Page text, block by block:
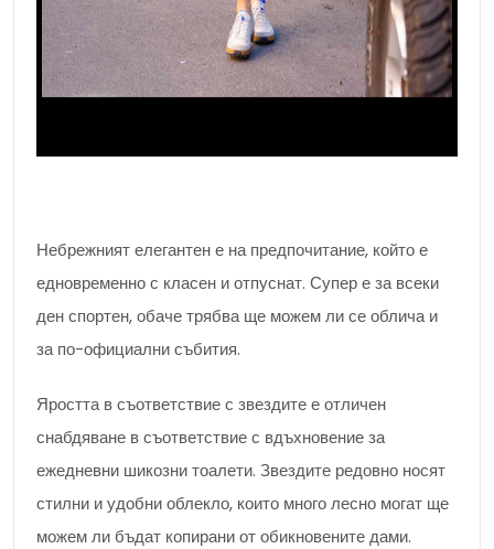
Небрежният елегантен е на предпочитание, който е
едновременно с класен и отпуснат. Супер е за всеки
ден спортен, обаче трябва ще можем ли се облича и
за по-официални събития.
Яростта в съответствие с звездите е отличен
снабдяване в съответствие с вдъхновение за
ежедневни шикозни тоалети. Звездите редовно носят
стилни и удобни облекло, които много лесно могат ще
можем ли бъдат копирани от обикновените дами.